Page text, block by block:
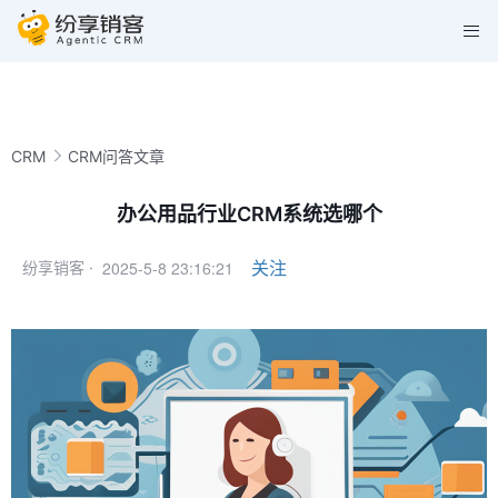
CRM CRM问答文章
办公用品行业CRM系统选哪个
纷享销客 · 2025-5-8 23:16:21 关注